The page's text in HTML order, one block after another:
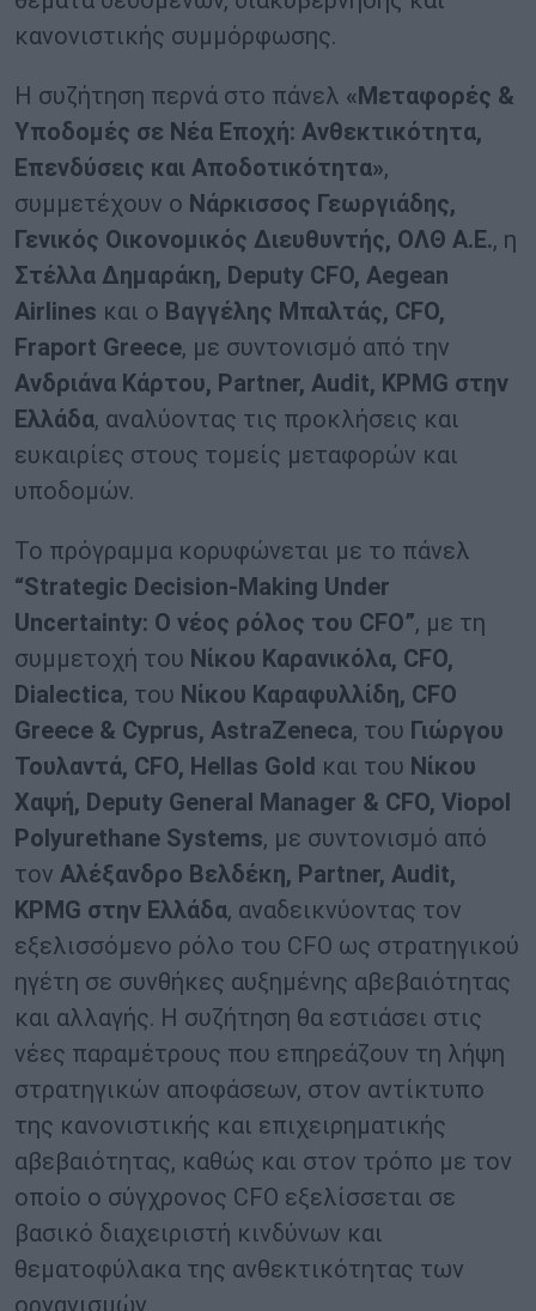
κανονιστικής συμμόρφωσης.
Η συζήτηση περνά στο πάνελ «Μεταφορές &
Υποδομές σε Νέα Εποχή: Ανθεκτικότητα,
Επενδύσεις και Αποδοτικότητα»,
συμμετέχουν ο Νάρκισσος Γεωργιάδης,
Γενικός Οικονομικός Διευθυντής, ΟΛΘ Α.Ε., η
Στέλλα Δημαράκη, Deputy CFO, Aegean
Airlines και ο Βαγγέλης Μπαλτάς, CFO,
Fraport Greece, με συντονισμό από την
Ανδριάνα Κάρτου, Partner, Audit, KPMG στην
Ελλάδα, αναλύοντας τις προκλήσεις και
ευκαιρίες στους τομείς μεταφορών και
υποδομών.
Το πρόγραμμα κορυφώνεται με το πάνελ
“Strategic Decision-Making Under
Uncertainty: Ο νέος ρόλος του CFO”, με τη
συμμετοχή του Νίκου Καρανικόλα, CFO,
Dialectica, του Νίκου Καραφυλλίδη, CFO
Greece & Cyprus, AstraZeneca, του Γιώργου
Τουλαντά, CFO, Hellas Gold και του Νίκου
Χαψή, Deputy General Manager & CFO, Viopol
Polyurethane Systems, με συντονισμό από
τον Αλέξανδρο Βελδέκη, Partner, Audit,
KPMG στην Ελλάδα, αναδεικνύοντας τον
εξελισσόμενο ρόλο του CFO ως στρατηγικού
ηγέτη σε συνθήκες αυξημένης αβεβαιότητας
και αλλαγής. Η συζήτηση θα εστιάσει στις
νέες παραμέτρους που επηρεάζουν τη λήψη
στρατηγικών αποφάσεων, στον αντίκτυπο
της κανονιστικής και επιχειρηματικής
αβεβαιότητας, καθώς και στον τρόπο με τον
οποίο ο σύγχρονος CFO εξελίσσεται σε
βασικό διαχειριστή κινδύνων και
θεματοφύλακα της ανθεκτικότητας των